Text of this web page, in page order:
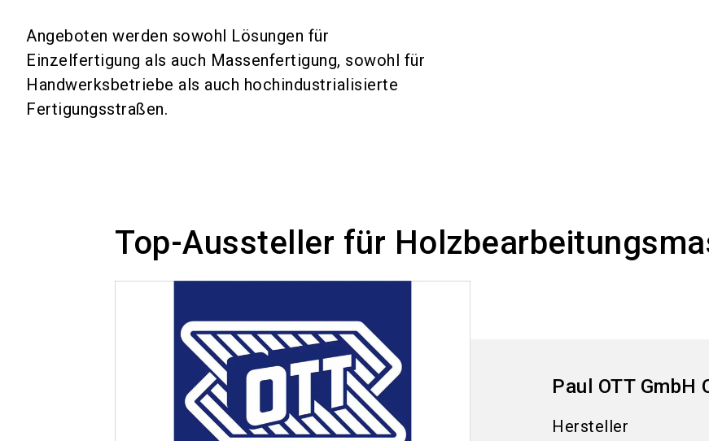
Angeboten werden sowohl Lösungen für
Einzelfertigung als auch Massenfertigung, sowohl für
Handwerksbetriebe als auch hochindustrialisierte
Fertigungsstraßen.
Top-Aussteller für
Paul OTT GmbH
Hersteller